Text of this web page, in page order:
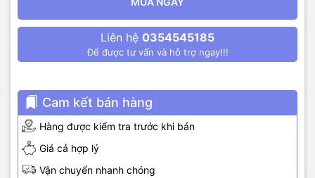
Liên hệ 0354545185
Để được tư vấn và hỗ trợ ngay!!!
Cam kết bán hàng
Hàng được kiểm tra trước khi bán
Giá cả hợp lý
Vận chuyển nhanh chóng